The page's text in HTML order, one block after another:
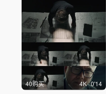
40购买 4K 0'14